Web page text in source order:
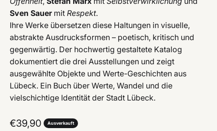
Sven Sauermit Respekt.
Ihre Werke übersetzen diese Haltungen in visuelle,
abstrakte Ausdrucksformen – poetisch, kritisch und
gegenwärtig. Der hochwertig gestaltete Katalog
dokumentiert die drei Ausstellungen und zeigt
ausgewählte Objekte und Werte-Geschichten aus
Lübeck. Ein Buch über Werte, Wandel und die
vielschichtige Identität der Stadt Lübeck.
Angebot
€39,90 Ausverkauft